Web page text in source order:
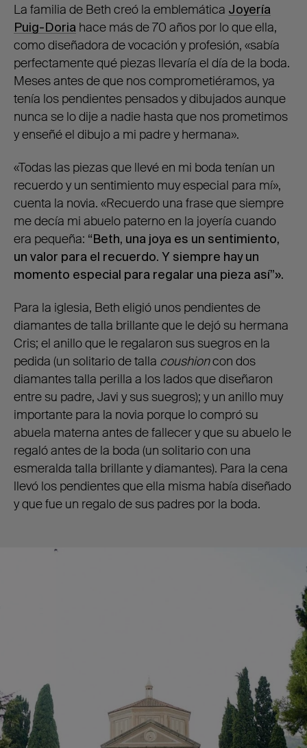
La familia de Beth creó la emblemática Joyería
Puig-Doria hace más de 70 años por lo que ella,
como diseñadora de vocación y profesión, «sabía
perfectamente qué piezas llevaría el día de la boda.
Meses antes de que nos comprometiéramos, ya
tenía los pendientes pensados y dibujados aunque
nunca se lo dije a nadie hasta que nos prometimos
y enseñé el dibujo a mi padre y hermana».
«Todas las piezas que llevé en mi boda tenían un
recuerdo y un sentimiento muy especial para mí»,
cuenta la novia. «Recuerdo una frase que siempre
me decía mi abuelo paterno en la joyería cuando
era pequeña: “Beth, una joya es un sentimiento,
un valor para el recuerdo. Y siempre hay un
momento especial para regalar una pieza así”».
Para la iglesia, Beth eligió unos pendientes de
diamantes de talla brillante que le dejó su hermana
Cris; el anillo que le regalaron sus suegros en la
pedida (un solitario de talla coushioncon dos
diamantes talla perilla a los lados que diseñaron
entre su padre, Javi y sus suegros); y un anillo muy
importante para la novia porque lo compró su
abuela materna antes de fallecer y que su abuelo le
regaló antes de la boda (un solitario con una
esmeralda talla brillante y diamantes). Para la cena
llevó los pendientes que ella misma había diseñado
y que fue un regalo de sus padres por la boda.